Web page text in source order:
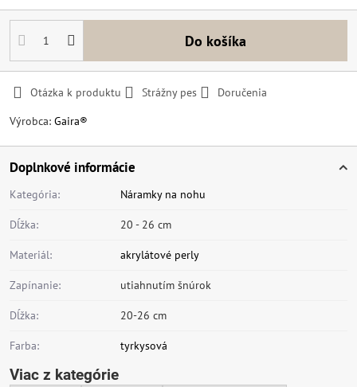
Do košíka
Otázka k produktu Strážny pes
Doručenia
Výrobca: Gaira®
Doplnkové informácie
Kategória: Náramky na nohu
Dĺžka: 20 - 26 cm
Materiál: akrylátové perly
Zapínanie: utiahnutím šnúrok
Dĺžka: 20-26 cm
Farba: tyrkysová
Viac z kategórie